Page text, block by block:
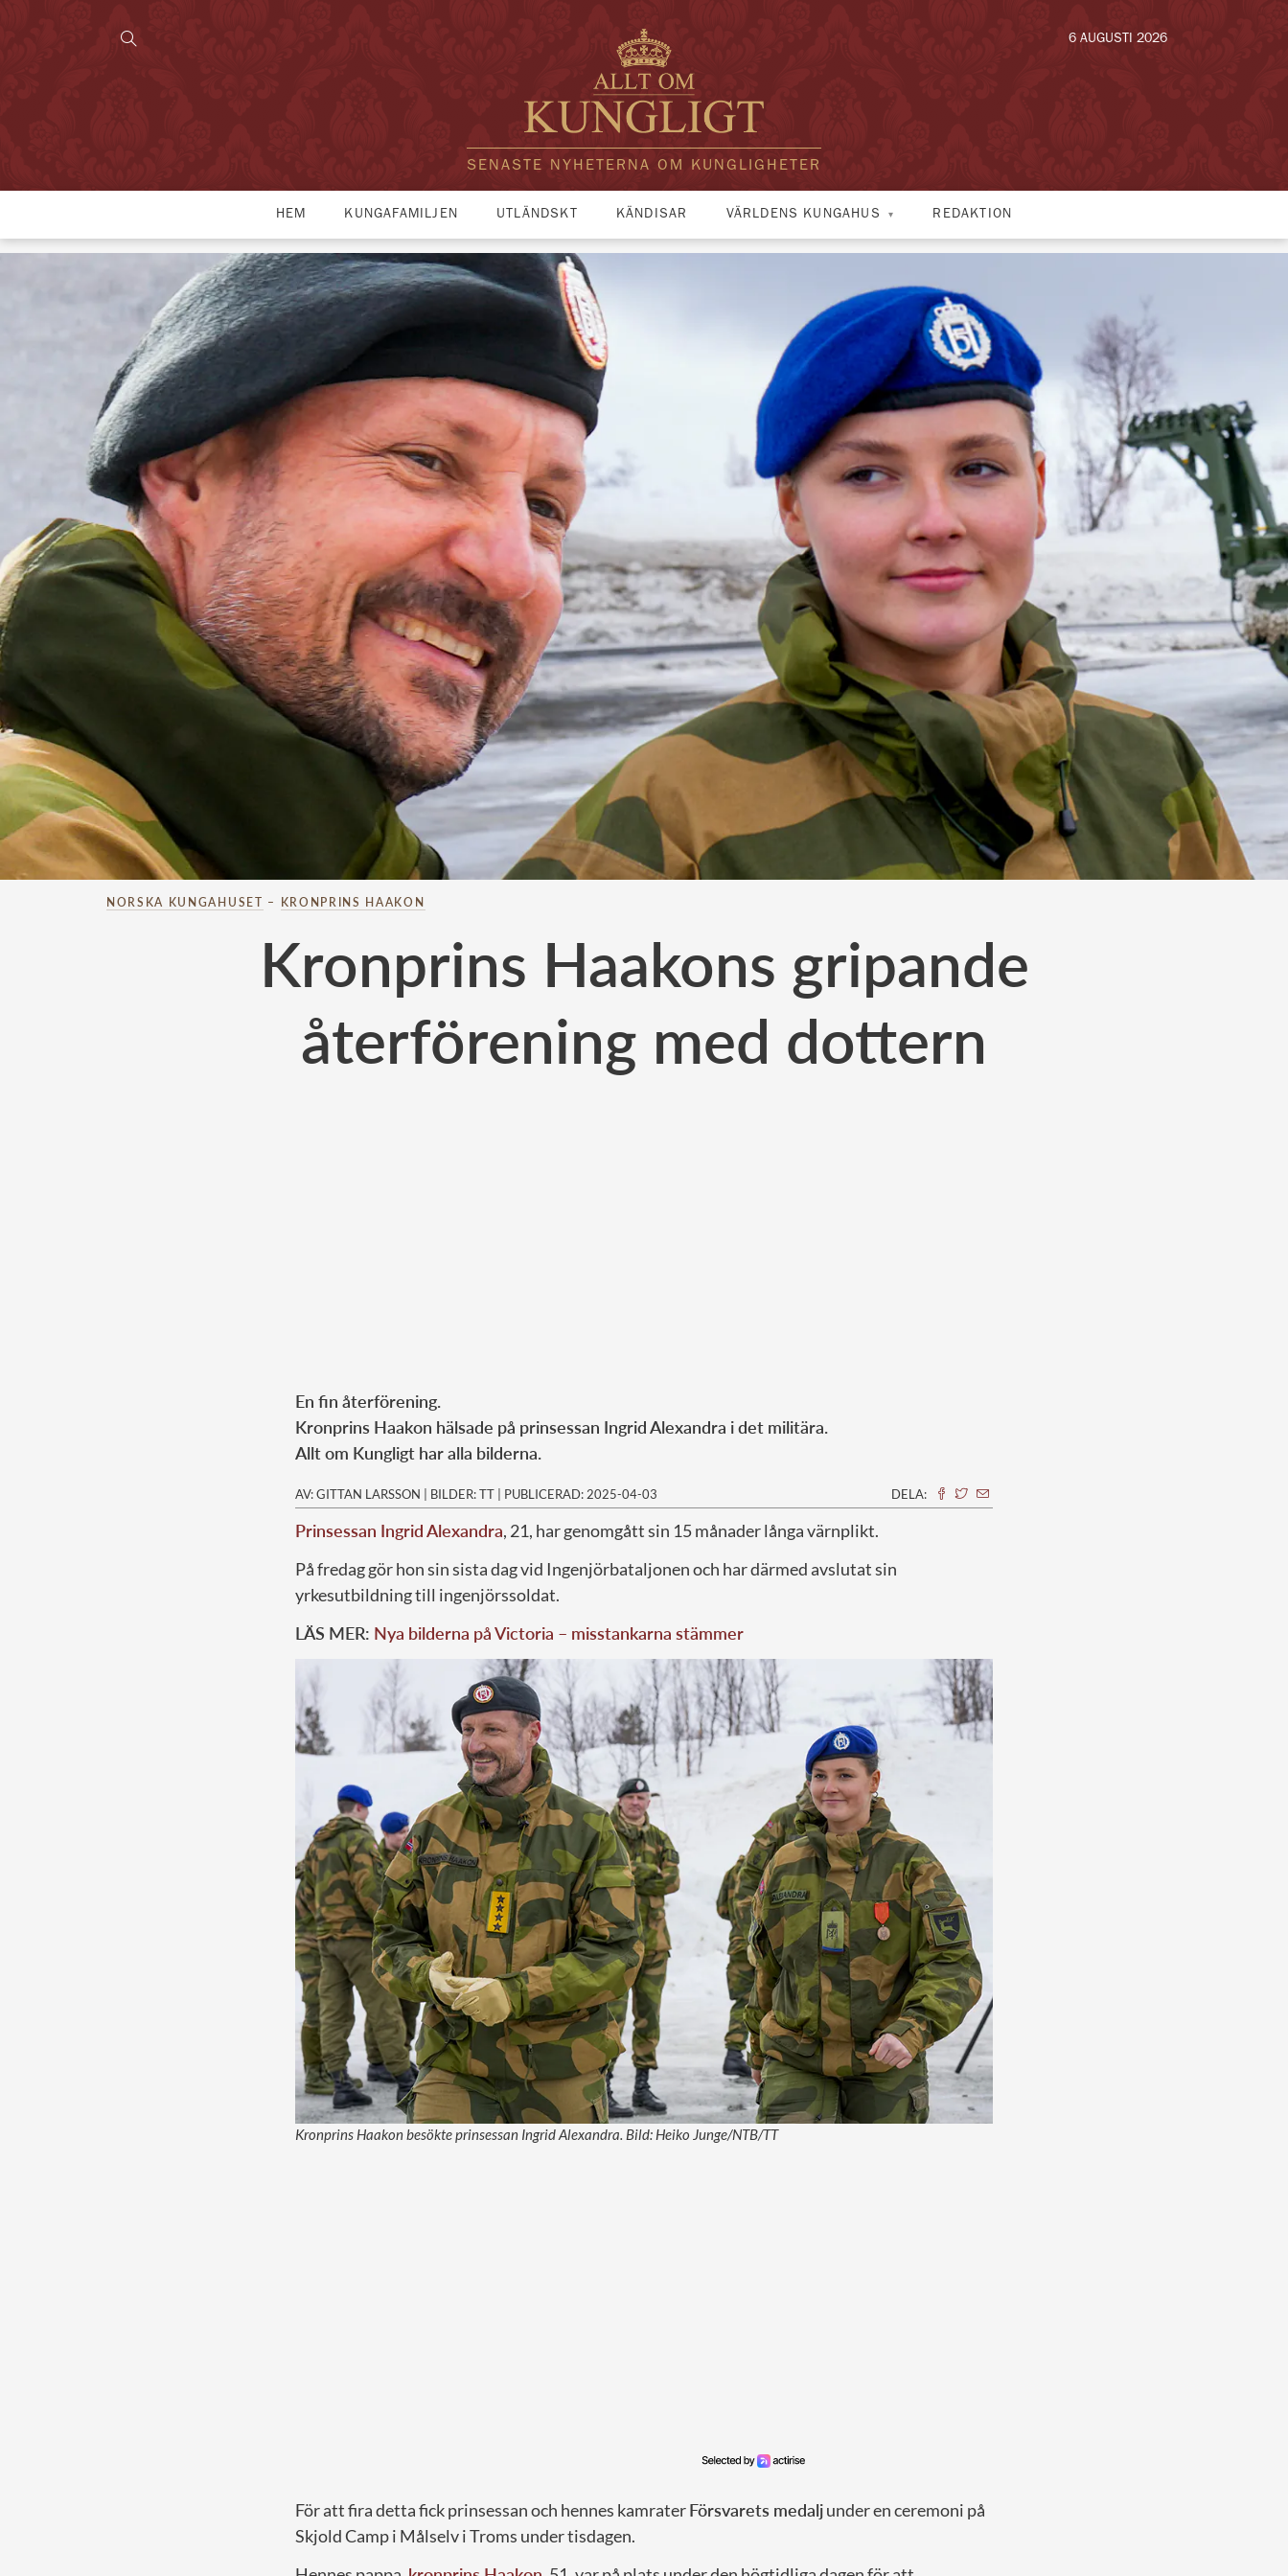
SENASTE NYHETERNA OM KUNGLIGHETER
6 AUGUSTI 2026
HEM KUNGAFAMILJEN UTLÄNDSKT KÄNDISAR VÄRLDENS KUNGAHUS REDAKTION
NORSKA KUNGAHUSET – KRONPRINS HAAKON
Kronprins Haakons gripande
återförening med dottern
En fin återförening.
Kronprins Haakon hälsade på prinsessan Ingrid Alexandra i det militära.
Allt om Kungligt har alla bilderna.
AV: GITTAN LARSSON | BILDER: TT | PUBLICERAD: 2025-04-03 DELA:
Prinsessan Ingrid Alexandra, 21, har genomgått sin 15 månader långa värnplikt.
På fredag gör hon sin sista dag vid Ingenjörbataljonen och har därmed avslutat sin
yrkesutbildning till ingenjörssoldat.
LÄS MER: Nya bilderna på Victoria – misstankarna stämmer
Kronprins Haakon besökte prinsessan Ingrid Alexandra. Bild: Heiko Junge/NTB/TT
För att fira detta fick prinsessan och hennes kamraterFörsvarets medaljunder en ceremoni på
Skjold Camp i Målselv i Troms under tisdagen.